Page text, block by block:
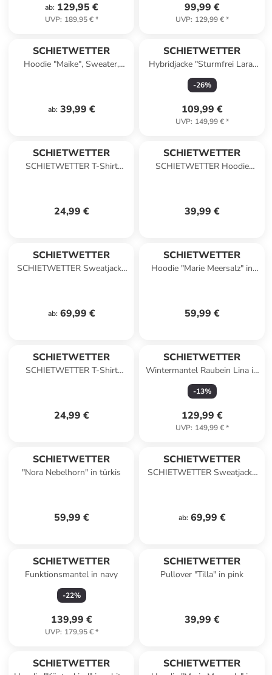
ab: 129,95 €
UVP: 189,95 €*
99,99 €
UVP: 129,99 €*
SCHIETWETTER
Hoodie "Maike", Sweater,
ab: 39,99 €
SCHIETWETTER
Hybridjacke "Sturmfrei Lara"
in burgundy
-26%
109,99 €
UVP: 149,99 €*
SCHIETWETTER
SCHIETWETTER T-Shirt
24,99 €
SCHIETWETTER
SCHIETWETTER Hoodie
39,99 €
SCHIETWETTER
SCHIETWETTER Sweatjacke
ab: 69,99 €
SCHIETWETTER
Hoodie "Marie Meersalz" in
59,99 €
SCHIETWETTER
SCHIETWETTER T-Shirt
24,99 €
SCHIETWETTER
Wintermantel Raubein Lina in
petrol
-13%
129,99 €
UVP: 149,99 €*
SCHIETWETTER
"Nora Nebelhorn" in türkis
59,99 €
SCHIETWETTER
SCHIETWETTER Sweatjacke
ab: 69,99 €
SCHIETWETTER
Funktionsmantel in navy
-22%
139,99 €
UVP: 179,95 €*
SCHIETWETTER
Pullover "Tilla" in pink
39,99 €
SCHIETWETTER SCHIETWETTER